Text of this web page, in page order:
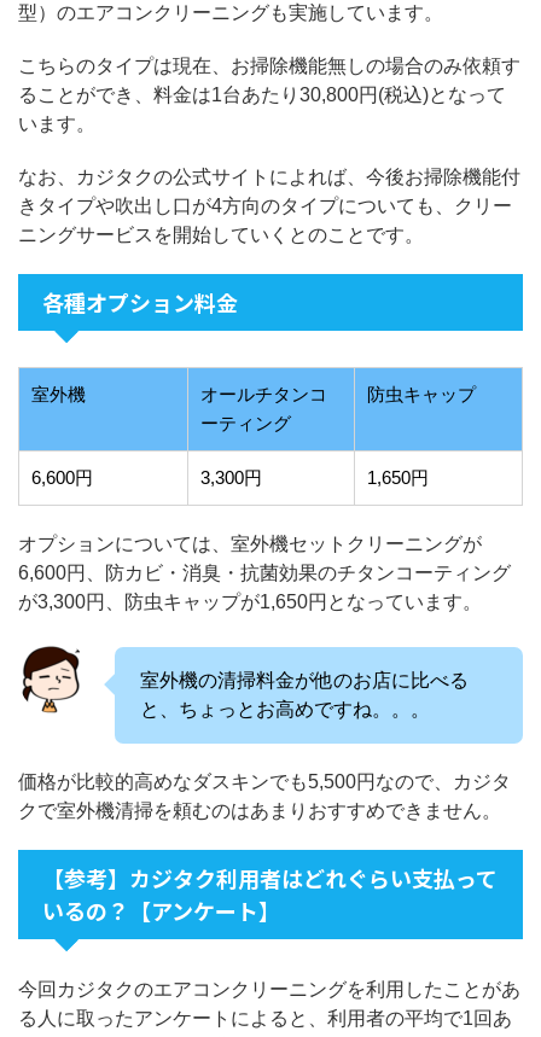
型）のエアコンクリーニングも実施しています。
こちらのタイプは現在、お掃除機能無しの場合のみ依頼す
ることができ、料金は1台あたり30,800円(税込)となって
います。
なお、カジタクの公式サイトによれば、今後お掃除機能付
きタイプや吹出し口が4方向のタイプについても、クリー
ニングサービスを開始していくとのことです。
各種オプション料金
室外機
オールチタンコ
ーティング
防虫キャップ
6,600円 3,300円 1,650円
オプションについては、室外機セットクリーニングが
6,600円、防カビ・消臭・抗菌効果のチタンコーティング
が3,300円、防虫キャップが1,650円となっています。
室外機の清掃料金が他のお店に比べる
と、ちょっとお高めですね。。。
価格が比較的高めなダスキンでも5,500円なので、カジタ
クで室外機清掃を頼むのはあまりおすすめできません。
【参考】カジタク利用者はどれぐらい支払って
いるの？【アンケート】
今回カジタクのエアコンクリーニングを利用したことがあ
る人に取ったアンケートによると、利用者の平均で1回あ